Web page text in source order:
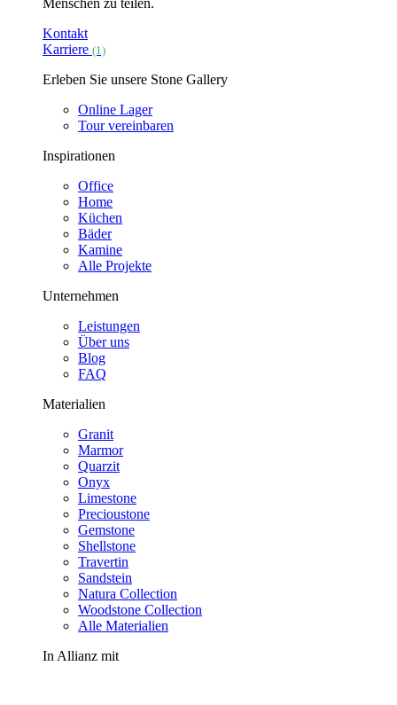
Menschen zu teilen.
Kontakt
Karriere (1)
Erleben Sie unsere Stone Gallery
Online Lager
Tour vereinbaren
Inspirationen
Office
Home
Küchen
Bäder
Kamine
Alle Projekte
Unternehmen
Leistungen
Über uns
Blog
FAQ
Materialien
Granit
Marmor
Quarzit
Onyx
Limestone
Precioustone
Gemstone
Shellstone
Travertin
Sandstein
Natura Collection
Woodstone Collection
Alle Materialien
In Allianz mit